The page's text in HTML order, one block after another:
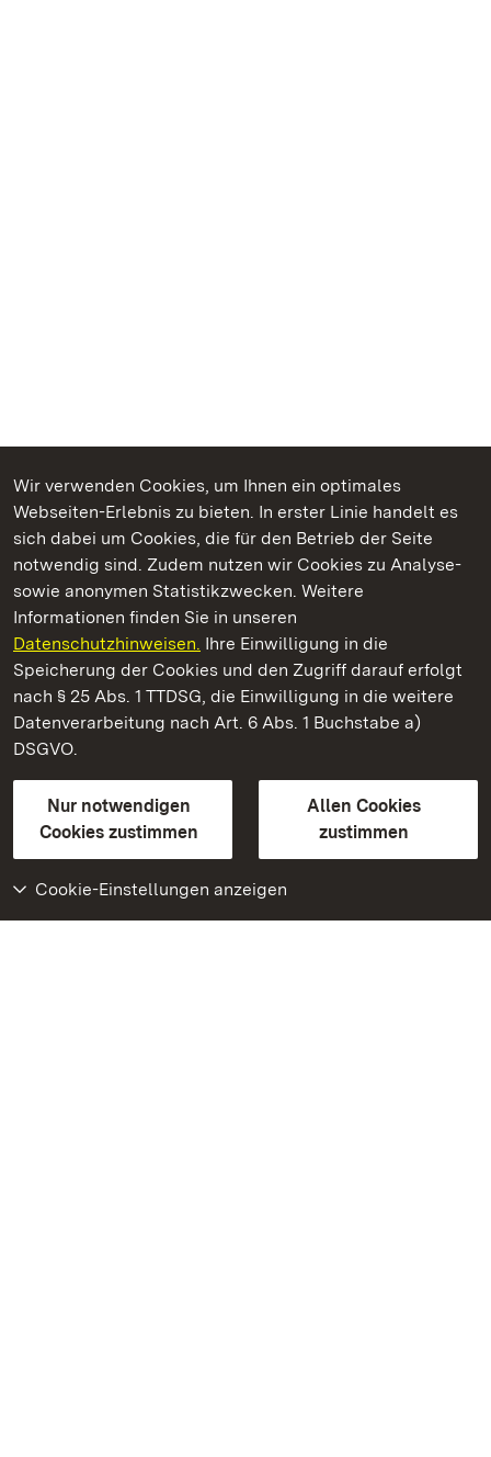
Wir verwenden Cookies, um Ihnen ein optimales
Webseiten-Erlebnis zu bieten. In erster Linie handelt es
sich dabei um Cookies, die für den Betrieb der Seite
notwendig sind. Zudem nutzen wir Cookies zu Analyse-
sowie anonymen Statistikzwecken. Weitere
Informationen finden Sie in unseren
Datenschutzhinweisen. Ihre Einwilligung in die
Speicherung der Cookies und den Zugriff darauf erfolgt
nach § 25 Abs. 1 TTDSG, die Einwilligung in die weitere
Datenverarbeitung nach Art. 6 Abs. 1 Buchstabe a)
DSGVO.
Nur notwendigen
Cookies zustimmen
Allen Cookies
zustimmen
Cookie-Einstellungen anzeigen
Kommen. Staunen. Genießen.
Barockschloss Mannheim
Staatliche Schlösser und Gärten Baden-Württemberg
Kontakt
GebärdenspracheLeichte Sprache
Erklärung zur Barrierefreiheit
BITV-konform (geprüfte Seiten)
Weiteres